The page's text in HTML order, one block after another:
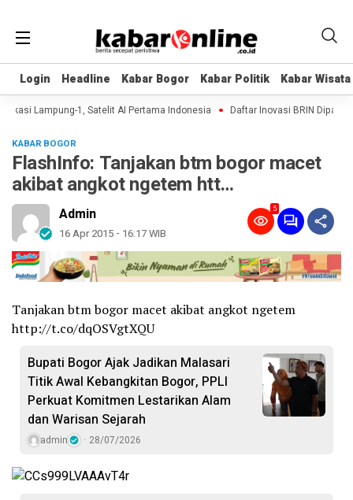
Login Headline Kabar Bogor Kabar Politik Kabar Wisata
Login Headline Kabar Bogor Kabar Politik Kabar Wisata
Lampung-1, Satelit AI Pertama Indonesia Daftar Inovasi BRIN
KABAR BOGOR
FlashInfo: Tanjakan btm bogor macet
akibat angkot ngetem htt…
Admin
16 Apr 2015 - 16:17 WIB
5
Tanjakan btm bogor macet akibat angkot ngetem
http://t.co/dqOSVgtXQU
Bupati Bogor Ajak Jadikan Malasari
Titik Awal Kebangkitan Bogor, PPLI
Perkuat Komitmen Lestarikan Alam
dan Warisan Sejarah
admin 28/07/2026